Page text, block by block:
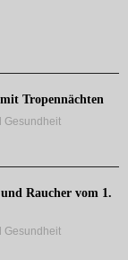
Tropennächten
Gesundheit
Raucher vom 1.
Gesundheit